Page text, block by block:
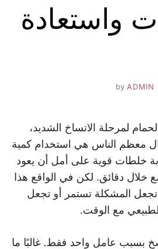
واستعادة
ADMIN
لمرحلة الاتساخ الشديد،
معظم الناس هي استخدام كمية
خلطات قوية على أمل أن يعود
خلال دقائق. لكن في الواقع هذا
تجعل المشكلة تستمر أو تجعل
مع الوقت.
بسبب عامل واحد فقط. غالبًا ما